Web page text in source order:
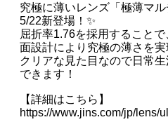
究極に薄いレンズ「極薄マル
5/22新登場！✨
屈折率1.76を採用すること
面設計により究極の薄さを実
クリアな見た目なので日常
できます！
【詳細はこちら】
https://www.jins.com/jp/lens/